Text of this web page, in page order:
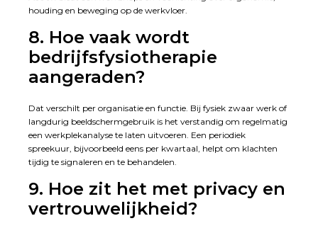
houding en beweging op de werkvloer.
8. Hoe vaak wordt
bedrijfsfysiotherapie
aangeraden?
Dat verschilt per organisatie en functie. Bij fysiek zwaar werk of
langdurig beeldschermgebruik is het verstandig om regelmatig
een werkplekanalyse te laten uitvoeren. Een periodiek
spreekuur, bijvoorbeeld eens per kwartaal, helpt om klachten
tijdig te signaleren en te behandelen.
9. Hoe zit het met privacy en
vertrouwelijkheid?